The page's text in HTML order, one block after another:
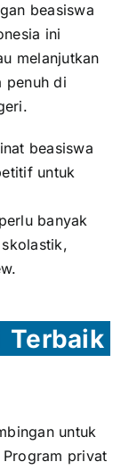
beasiswa
ini
melanjutkan
penuh di
beasiswa
untuk
banyak
Terbaik
untuk
Program privat